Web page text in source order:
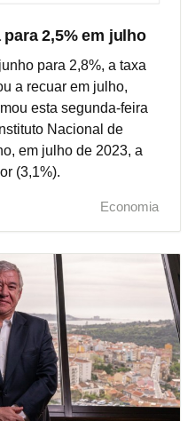
2,5% em julho
para 2,8%, a taxa
a recuar em julho,
esta segunda-feira
Nacional de
em julho de 2023, a
(3,1%).
Economia